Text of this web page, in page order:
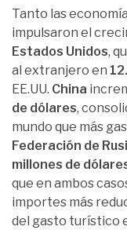
Tanto las
impulsaron el
Estados Unidos,
al extranjero en
EE.UU. China
de dólares,
mundo que más
Federación de
millones de
que en ambos
importes más
del gasto turístico